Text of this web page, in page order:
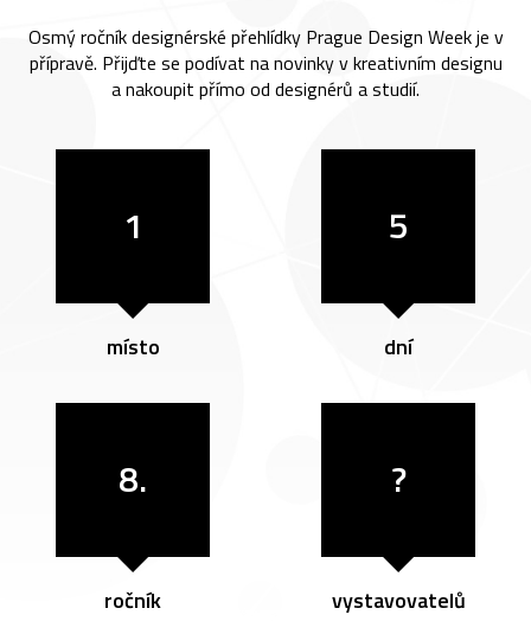
Osmý ročník designérské přehlídky Prague Design Week je v
přípravě. Přijďte se podívat na novinky v kreativním designu
a nakoupit přímo od designérů a studií.
1
místo
5
dní
8.
ročník
?
vystavovatelů